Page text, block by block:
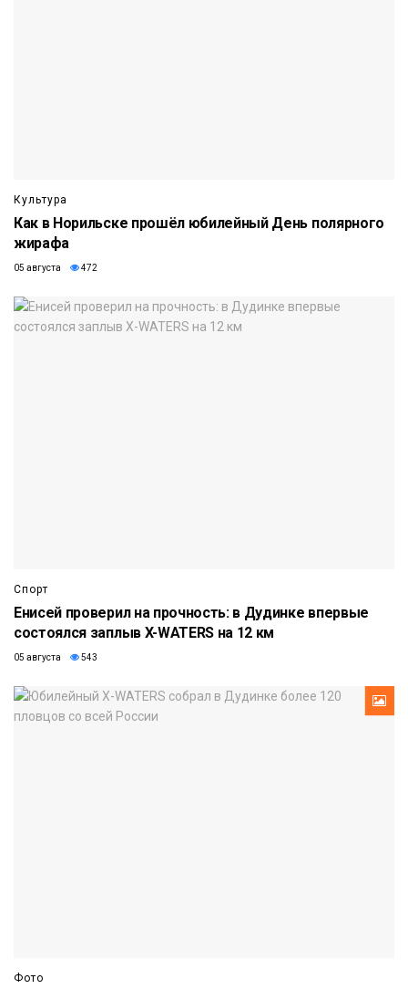
Культура
Как в Норильске прошёл юбилейный День полярного
жирафа
05 августа 472
Спорт
Енисей проверил на прочность: в Дудинке впервые
состоялся заплыв X-WATERS на 12 км
05 августа 543
Фото